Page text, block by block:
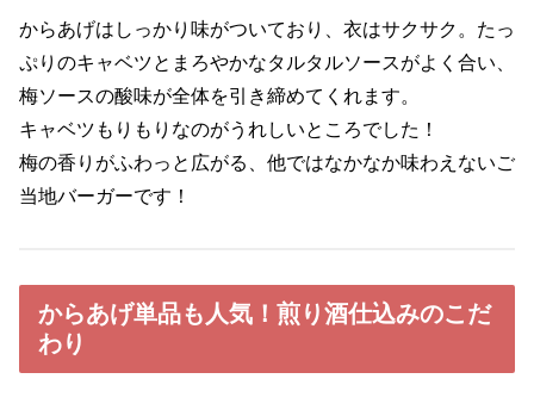
からあげはしっかり味がついており、衣はサクサク。たっ
ぷりのキャベツとまろやかなタルタルソースがよく合い、
梅ソースの酸味が全体を引き締めてくれます。
キャベツもりもりなのがうれしいところでした！
梅の香りがふわっと広がる、他ではなかなか味わえないご
当地バーガーです！
からあげ単品も人気！煎り酒仕込みのこだ
わり